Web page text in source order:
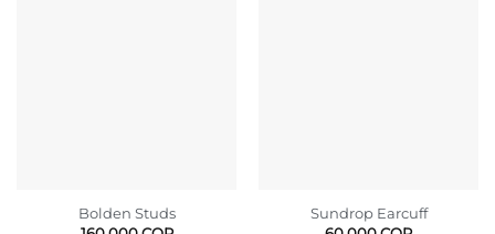
Bolden Studs
Sundrop Earcuff